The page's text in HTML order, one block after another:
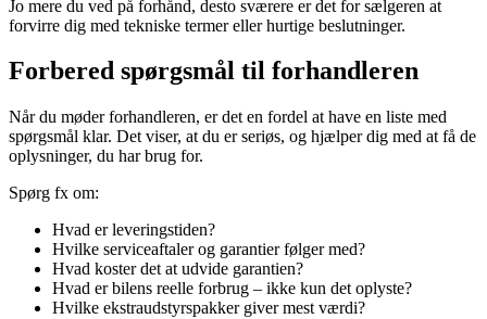
Jo mere du ved på forhånd, desto sværere er det for sælgeren at
forvirre dig med tekniske termer eller hurtige beslutninger.
Forbered spørgsmål til forhandleren
Når du møder forhandleren, er det en fordel at have en liste med
spørgsmål klar. Det viser, at du er seriøs, og hjælper dig med at få de
oplysninger, du har brug for.
Spørg fx om:
Hvad er leveringstiden?
Hvilke serviceaftaler og garantier følger med?
Hvad koster det at udvide garantien?
Hvad er bilens reelle forbrug – ikke kun det oplyste?
Hvilke ekstraudstyrspakker giver mest værdi?